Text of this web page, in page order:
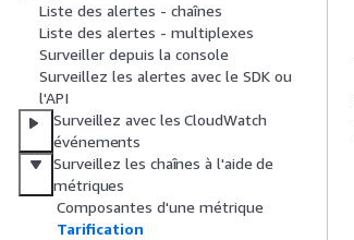
Liste des alertes - chaînes
Liste des alertes - multiplexes
Surveiller depuis la console
Surveillez les alertes avec le SDK ou
l'API
Surveillez avec les CloudWatch
événements
Surveillez les chaînes à l'aide de
métriques
Composantes d'une métrique
Tarification